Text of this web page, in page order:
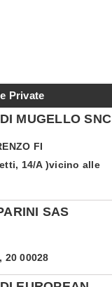
Private
MUGELLO SNC
FI
14/A )vicino alle
SAS
20 00028